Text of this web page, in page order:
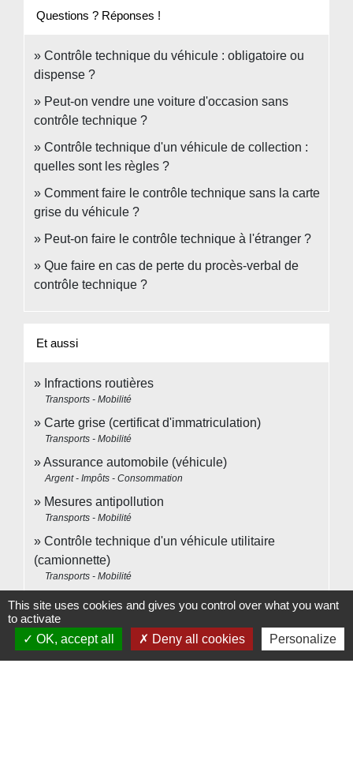
Questions ? Réponses !
Contrôle technique du véhicule : obligatoire ou
dispense ?
Peut-on vendre une voiture d'occasion sans
contrôle technique ?
Contrôle technique d'un véhicule de collection :
quelles sont les règles ?
Comment faire le contrôle technique sans la carte
grise du véhicule ?
Peut-on faire le contrôle technique à l'étranger ?
Que faire en cas de perte du procès-verbal de
contrôle technique ?
Et aussi
Infractions routières
Transports - Mobilité
Carte grise (certificat d'immatriculation)
Transports - Mobilité
Assurance automobile (véhicule)
Argent - Impôts - Consommation
Mesures antipollution
Transports - Mobilité
Contrôle technique d'un véhicule utilitaire
(camionnette)
Transports - Mobilité
Contrôle technique d'un camping-car (3,5 tonnes
maximum)
Transports - Mobilité
Perte, vol ou détérioration de la carte grise :
This site uses cookies and gives you control over what you want
to activate
OK, accept all
Deny all cookies Personalize